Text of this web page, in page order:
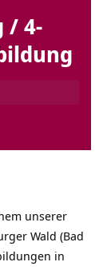
/ 4-
unserer
Wald (Bad
in